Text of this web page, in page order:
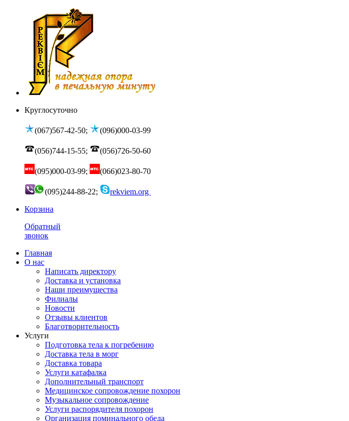
Круглосуточно
(067)567-42-50; (096)000-03-99
(056)744-15-55; (056)726-50-60
(095)000-03-99; (066)023-80-70
(095)244-88-22;
rekviem.org
Корзина
Обратный
звонок
Главная
О нас
Написать директору
Доставка и установка
Наши преимущества
Филиалы
Новости
Отзывы клиентов
Благотворительность
Услуги
Подготовка тела к погребению
Доставка тела в морг
Доставка товара
Услуги катафалка
Дополнительный транспорт
Медицинское сопровождение похорон
Музыкальное сопровождение
Услуги распорядителя похорон
Организация поминального обеда